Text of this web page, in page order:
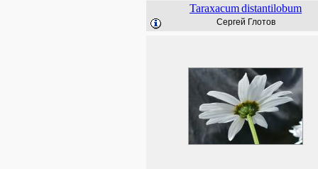
Taraxacumdistantilobum
Сергей Глотов